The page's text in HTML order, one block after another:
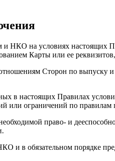
НКО на условиях настоящих
Карты или ее
Сторон по
в настоящих Правилах
или ограничений по
право- и
и в обязательном порядке